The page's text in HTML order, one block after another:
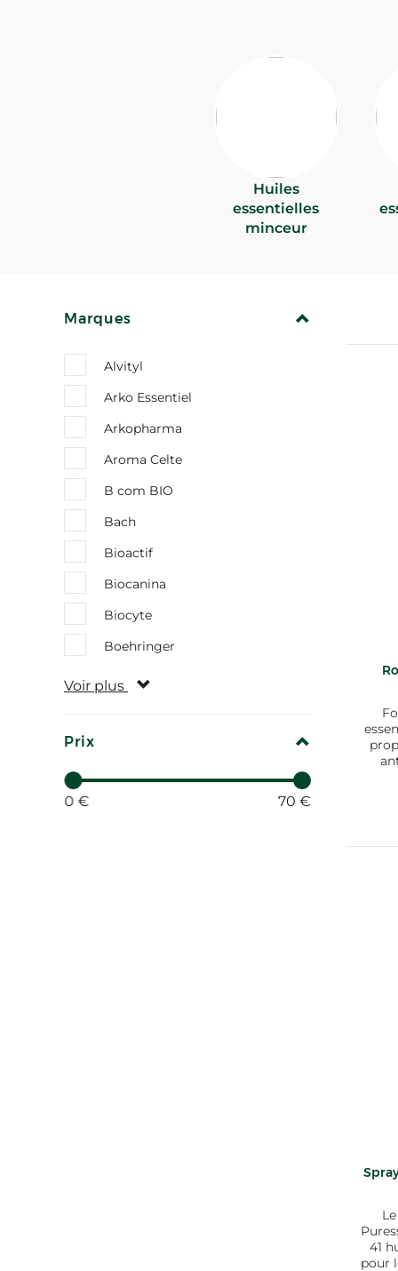
Huiles
essentielles
minceur
Marques REPLIER
Alvityl
Arko Essentiel
Arkopharma
Aroma Celte
B com BIO
Bach
Bioactif
Biocanina
Biocyte
Boehringer
Voir plus
Prix REPLIER
0 € 70 €
41
pour